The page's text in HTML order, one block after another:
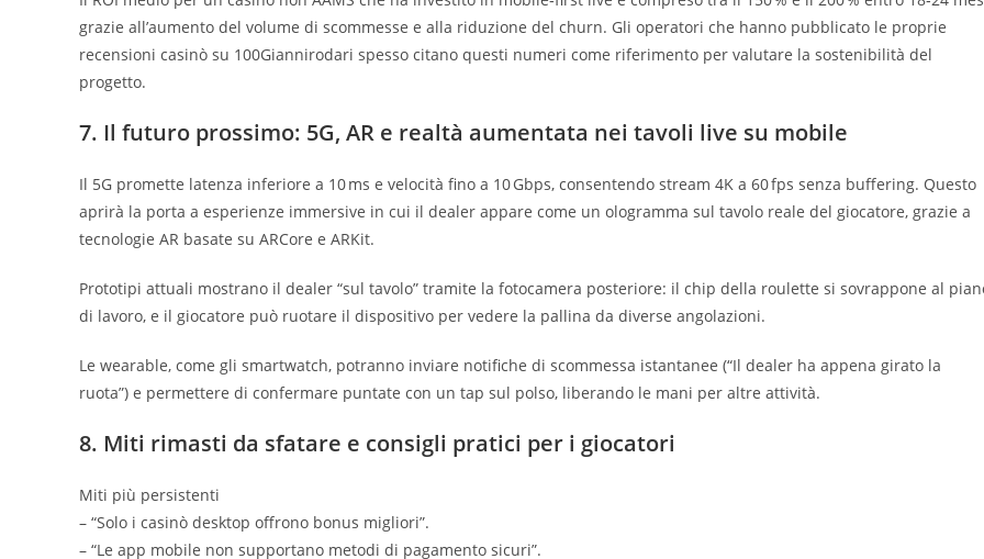
grazie all’aumento del volume di scommesse e alla riduzione del churn. Gli operatori che hanno pubblicato le proprie
recensioni casinò su 100Giannirodari spesso citano questi numeri come riferimento per valutare la sostenibilità del
progetto.
7. Il futuro prossimo: 5G, AR e realtà aumentata nei tavoli live su mobile
Il 5G promette latenza inferiore a 10 ms e velocità fino a 10 Gbps, consentendo stream 4K a 60 fps senza buffering. Questo
aprirà la porta a esperienze immersive in cui il dealer appare come un ologramma sul tavolo reale del giocatore, grazie a
tecnologie AR basate su ARCore e ARKit.
Prototipi attuali mostrano il dealer “sul tavolo” tramite la fotocamera posteriore: il chip della roulette si sovrappone al
di lavoro, e il giocatore può ruotare il dispositivo per vedere la pallina da diverse angolazioni.
Le wearable, come gli smartwatch, potranno inviare notifiche di scommessa istantanee (“Il dealer ha appena girato la
ruota”) e permettere di confermare puntate con un tap sul polso, liberando le mani per altre attività.
8. Miti rimasti da sfatare e consigli pratici per i giocatori
Miti più persistenti
– “Solo i casinò desktop offrono bonus migliori”.
– “Le app mobile non supportano metodi di pagamento sicuri”.